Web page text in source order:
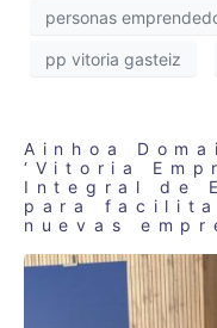
personas
pp vitoria gasteiz
Ainhoa
‘Vitoria
Integral de
para
nuevas